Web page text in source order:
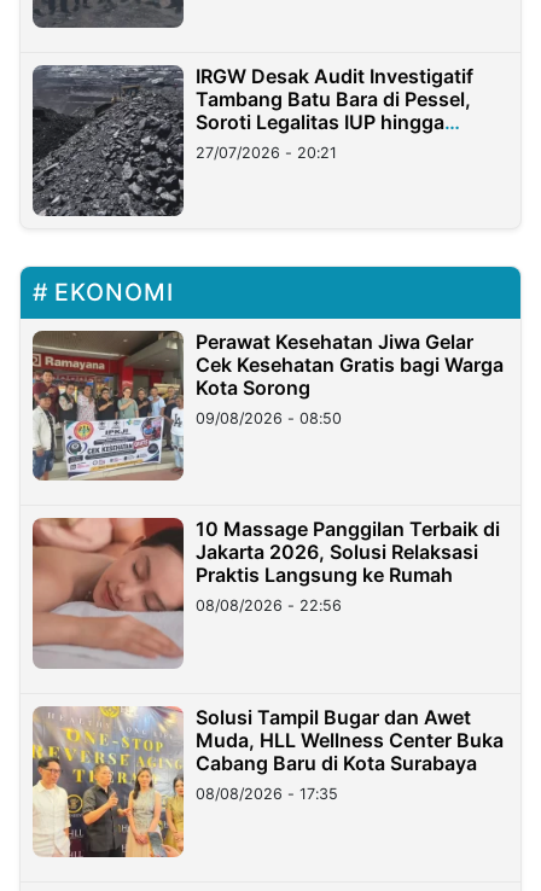
IRGW Desak Audit Investigatif
Tambang Batu Bara di Pessel,
Soroti Legalitas IUP hingga
Stockpile
27/07/2026 - 20:21
EKONOMI
Perawat Kesehatan Jiwa Gelar
Cek Kesehatan Gratis bagi Warga
Kota Sorong
09/08/2026 - 08:50
10 Massage Panggilan Terbaik di
Jakarta 2026, Solusi Relaksasi
Praktis Langsung ke Rumah
08/08/2026 - 22:56
Solusi Tampil Bugar dan Awet
Muda, HLL Wellness Center Buka
Cabang Baru di Kota Surabaya
08/08/2026 - 17:35